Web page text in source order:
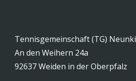
Tennisgemeinschaft (TG)
An den Weihern 24a
92637 Weiden in der Oberpfalz